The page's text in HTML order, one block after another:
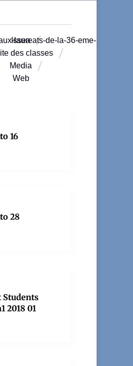
laureats-de-la-36-eme-
Issea
des classes
Media
Web
16
28
Students
2018 01